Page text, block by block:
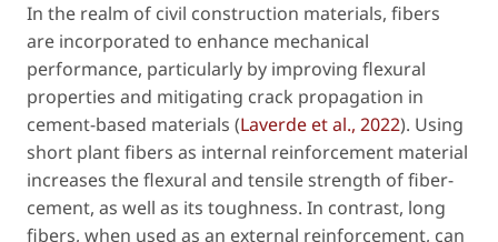
In the realm of civil construction materials, fibers
are incorporated to enhance mechanical
performance, particularly by improving flexural
properties and mitigating crack propagation in
cement-based materials (Laverde et al., 2022). Using
short plant fibers as internal reinforcement material
increases the flexural and tensile strength of fiber-
cement, as well as its toughness. In contrast, long
fibers, when used as an external reinforcement, can